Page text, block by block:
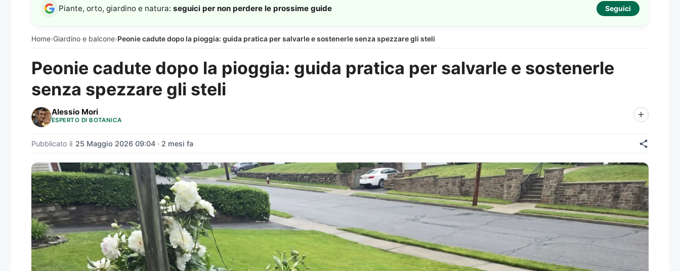
Home›Giardino e balcone›Peonie cadute dopo la pioggia: guida pratica per salvarle e sostenerle senza spezzare gli steli
Piante, orto, giardino e natura: seguici per non perdere le prossime guide Seguici
Peonie cadute dopo la pioggia: guida pratica per salvarle e sostenerle
senza spezzare gli steli
Alessio Mori
ESPERTO DI BOTANICA
Pubblicato il 25 Maggio 2026 09:04 · 2 mesi fa